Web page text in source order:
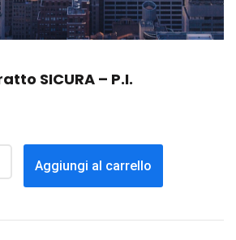
SICURA – P.I.
Aggiungi al carrello